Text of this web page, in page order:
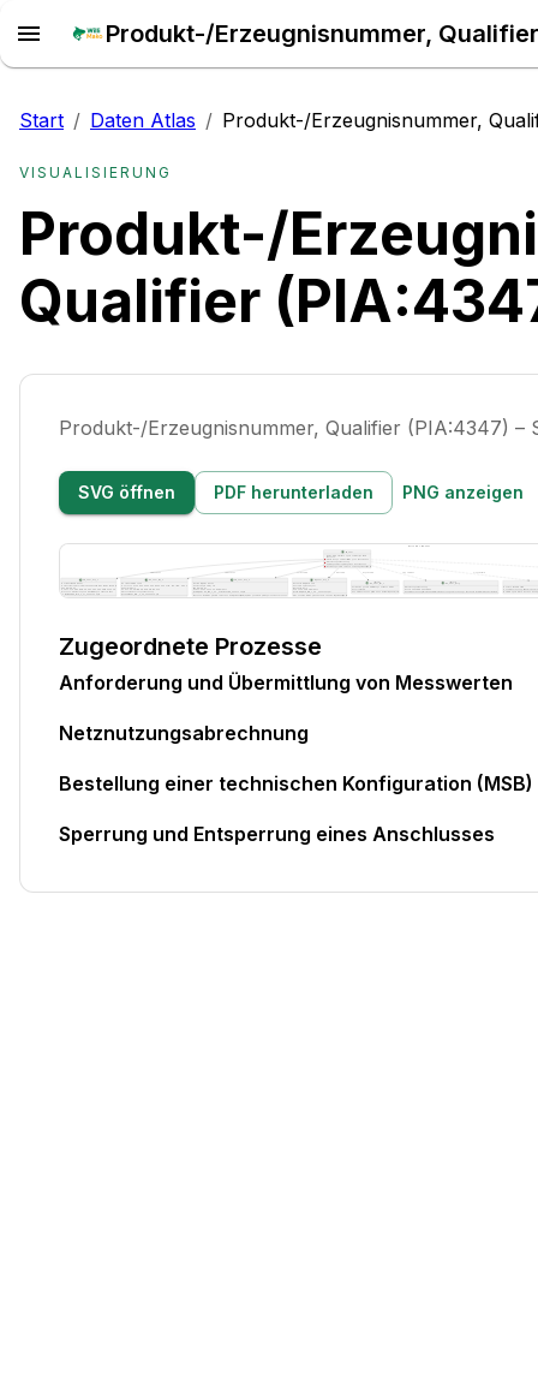
Start / Daten Atlas / Produkt-/Erzeugnisnummer,
VISUALISIERUNG
Produkt-/
Qualifier
Produkt-/Erzeugnisnummer, Qualifier (PIA:4347) –
SVG öffnen PDF herunterladen PNG anzeigen
Zugeordnete Prozesse
Anforderung und Übermittlung von Messwerten
Netznutzungsabrechnung
Bestellung einer technischen Konfiguration (MSB)
Sperrung und Entsperrung eines Anschlusses